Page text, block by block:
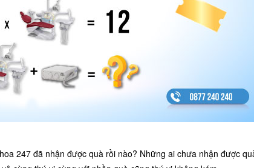
247 đã nhận được quà rồi nào? Những ai chưa nhận được